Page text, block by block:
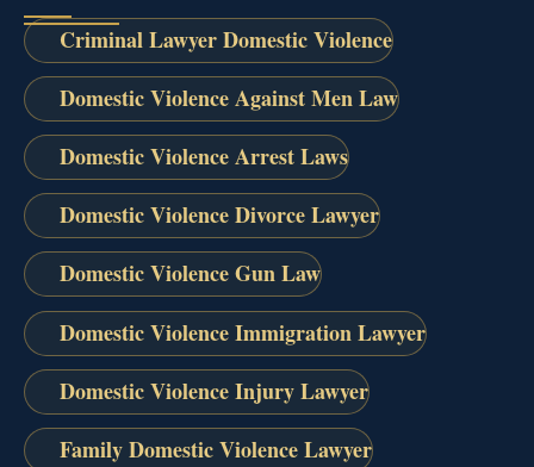
Criminal Lawyer Domestic Violence
Domestic Violence Against Men Law
Domestic Violence Arrest Laws
Domestic Violence Divorce Lawyer
Domestic Violence Gun Law
Domestic Violence Immigration Lawyer
Domestic Violence Injury Lawyer
Family Domestic Violence Lawyer